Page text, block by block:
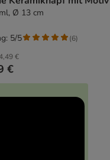
Ø 13 cm
€
€
5/5 (6)